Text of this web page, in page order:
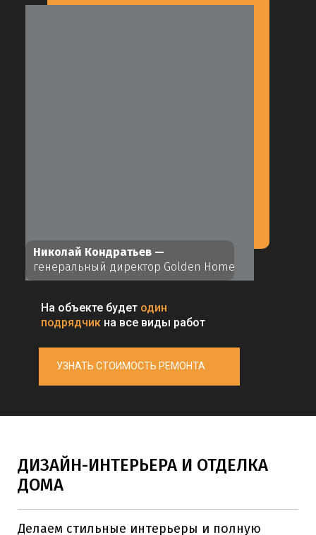
УЗНАТЬ СТОИМОСТЬ РЕМОНТА
На объекте будет один
подрядчик на все виды работ
Николай Кондратьев —
генеральный директор Golden Home
ДИЗАЙН-ИНТЕРЬЕРА И ОТДЕЛКА
ДОМА
Делаем стильные интерьеры и полную